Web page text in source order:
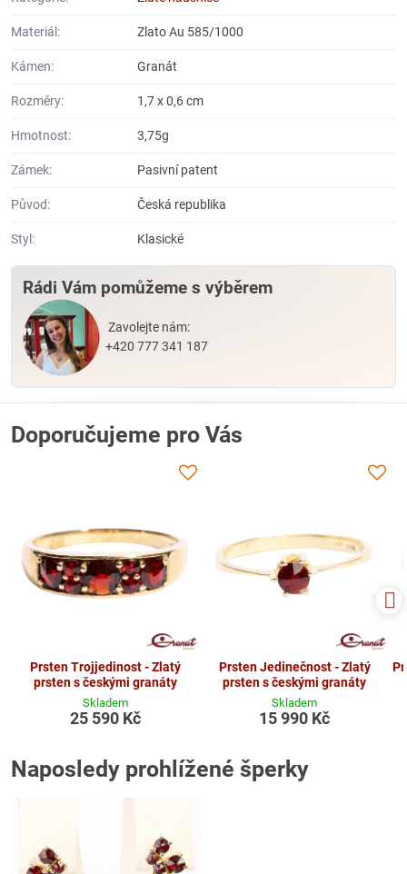
Materiál: Zlato Au 585/1000
Kámen: Granát
Rozměry: 1,7 x 0,6 cm
Hmotnost: 3,75g
Zámek: Pasivní patent
Původ: Česká republika
Styl: Klasické
Rádi Vám pomůžeme s výběrem
Zavolejte nám:
+420 777 341 187
Doporučujeme pro Vás
Prsten Trojjedinost - Zlatý
prsten s českými granáty
Skladem
25 590 Kč
Prsten Jedinečnost - Zlatý
prsten s českými granáty
Skladem
15 990 Kč
Naposledy prohlížené šperky